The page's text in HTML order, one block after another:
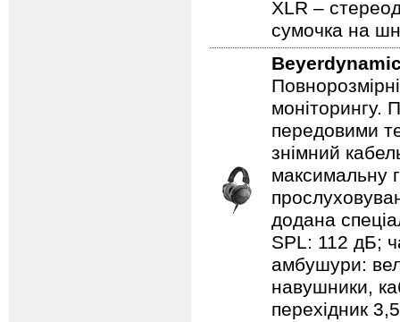
XLR –
сумочка на
моніторингу.
передовими
знімний
максимальну
додана
SPL: 112 дБ;
амбушури:
навушники,
перехідник